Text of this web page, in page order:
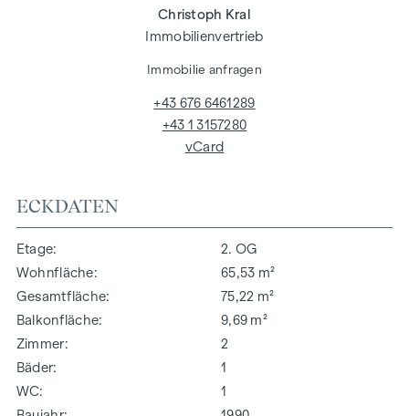
ECKDATEN
Etage
2. OG
Wohnfläche
65,53 m²
Gesamtfläche
75,22 m²
Balkonfläche
9,69 m²
Zimmer
2
Bäder
1
WC
1
Christoph Kral
Immobilienvertrieb
Immobilie anfragen
+43 676 6461289
+43 1 3157280
vCard